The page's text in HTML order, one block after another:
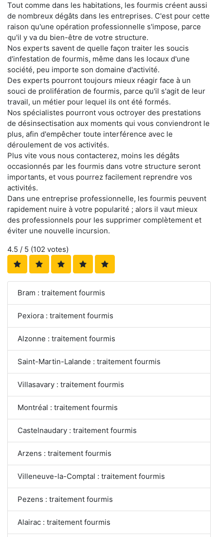
Tout comme dans les habitations, les fourmis créent aussi
de nombreux dégâts dans les entreprises. C'est pour cette
raison qu'une opération professionnelle s'impose, parce
qu'il y va du bien-être de votre structure.
Nos experts savent de quelle façon traiter les soucis
d'infestation de fourmis, même dans les locaux d'une
société, peu importe son domaine d'activité.
Des experts pourront toujours mieux réagir face à un
souci de prolifération de fourmis, parce qu'il s'agit de leur
travail, un métier pour lequel ils ont été formés.
Nos spécialistes pourront vous octroyer des prestations
de désinsectisation aux moments qui vous conviendront le
plus, afin d'empêcher toute interférence avec le
déroulement de vos activités.
Plus vite vous nous contacterez, moins les dégâts
occasionnés par les fourmis dans votre structure seront
importants, et vous pourrez facilement reprendre vos
activités.
Dans une entreprise professionnelle, les fourmis peuvent
rapidement nuire à votre popularité ; alors il vaut mieux
des professionnels pour les supprimer complètement et
éviter une nouvelle incursion.
4.5 / 5 (102 votes)
Bram : traitement fourmis
Pexiora : traitement fourmis
Alzonne : traitement fourmis
Saint-Martin-Lalande : traitement fourmis
Villasavary : traitement fourmis
Montréal : traitement fourmis
Castelnaudary : traitement fourmis
Arzens : traitement fourmis
Villeneuve-la-Comptal : traitement fourmis
Pezens : traitement fourmis
Alairac : traitement fourmis